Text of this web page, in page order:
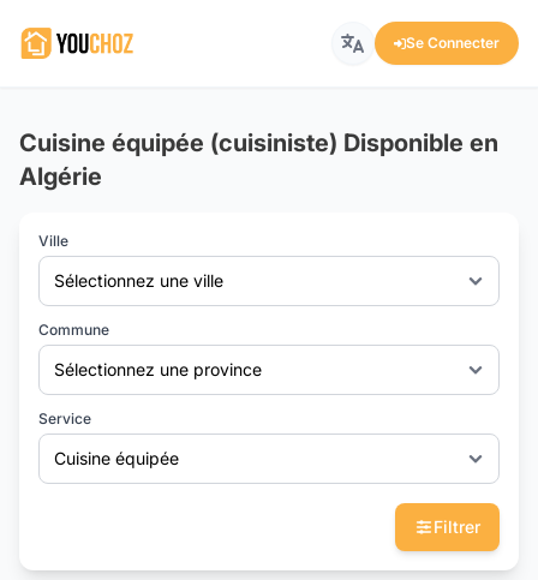
Se Connecter
Cuisine équipée (cuisiniste) Disponible en
Algérie
Ville
Sélectionnez une ville
Commune
Sélectionnez une province
Service
Cuisine équipée
Filtrer